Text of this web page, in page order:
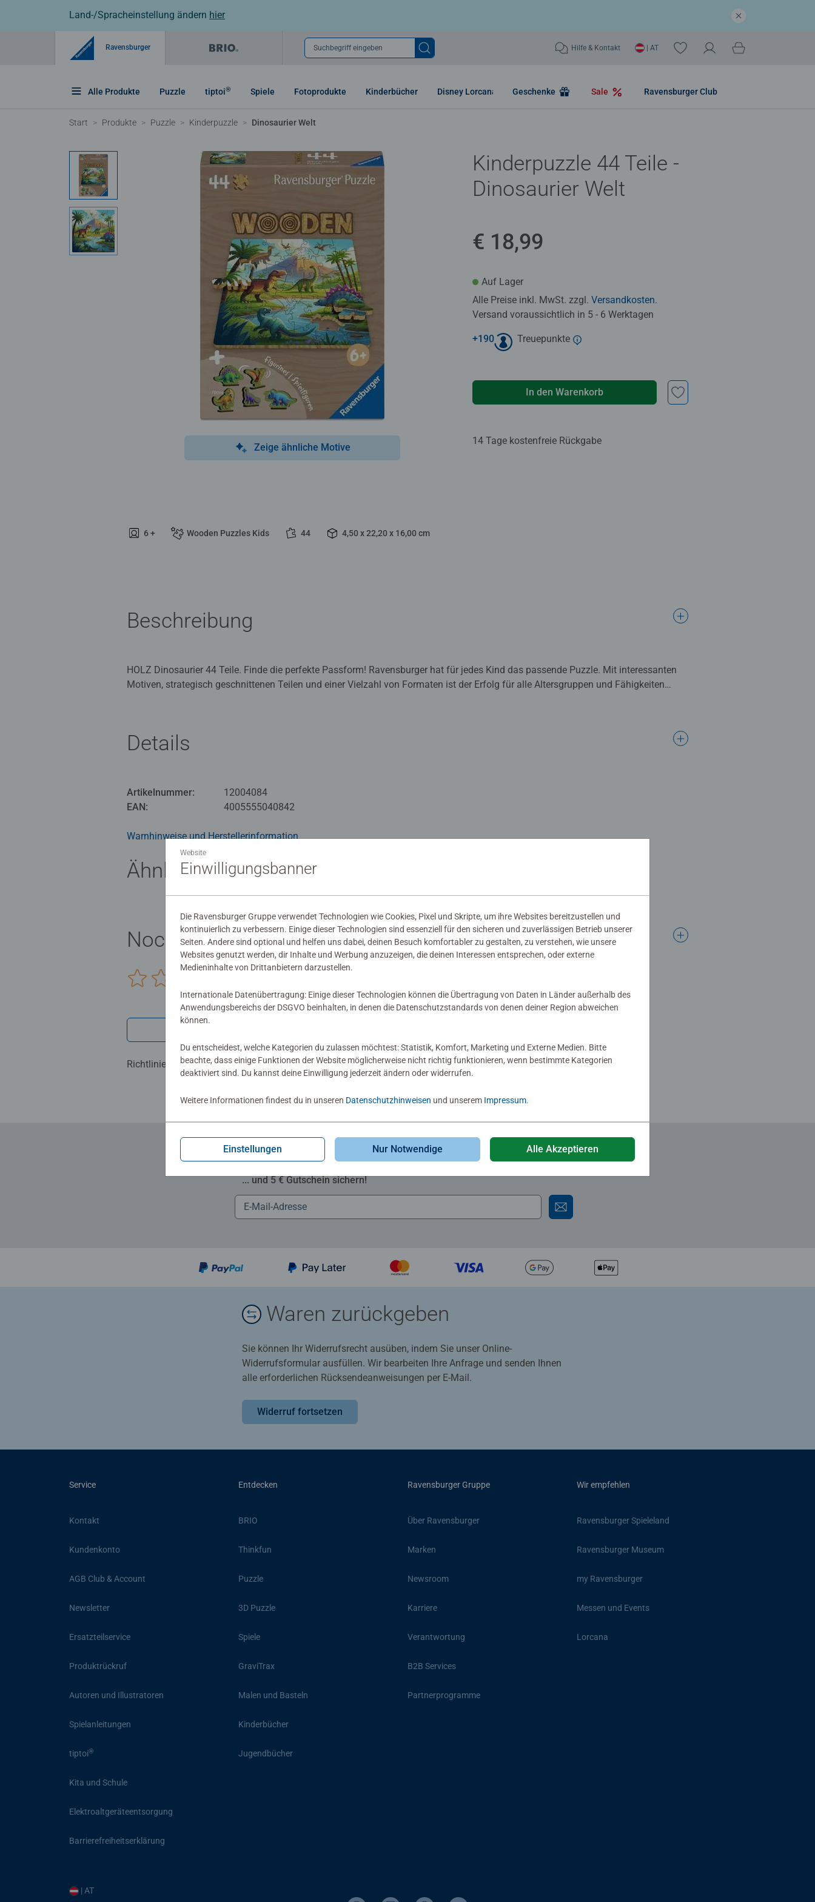
Land-/Spracheinstellung ändern hier
Ravensburger Suchbegriff eingeben Hilfe & Kontakt | AT
Alle Produkte Puzzle tiptoi® Spiele Fotoprodukte Kinderbücher Disney Lorcana Geschenke Sale Ravensburger Club
Start Produkte Puzzle Kinderpuzzle Dinosaurier Welt
Zeige ähnliche Motive
6 + Wooden Puzzles Kids 44 4,50 x 22,20 x 16,00 cm
Kinderpuzzle 44 Teile -
Dinosaurier Welt
€ 18,99
Auf Lager
Alle Preise inkl. MwSt. zzgl. Versandkosten.
Versand voraussichtlich in 5 - 6 Werktagen
+190 Treuepunkte
In den Warenkorb
14 Tage kostenfreie Rückgabe
Beschreibung
HOLZ Dinosaurier 44 Teile. Finde die perfekte Passform! Ravensburger hat für jedes Kind das passende Puzzle. Mit interessanten
Motiven, strategisch geschnittenen Teilen und einer Vielzahl von Formaten ist der Erfolg für alle Altersgruppen und Fähigkeiten
Leidenschaft für Qualität und Liebe zum Detail sowie eine riesige Auswahl an Motiven, Formaten und Teilezahlen machen
Details
Artikelnummer:
12004084
EAN:
4005555040842
Warnhinweise und Herstellerinformation
Ähnliche Produkte
Noch keine Bewertungen abgegeben
Richtlinien für Bewertungen
Zum Newsletter anmelden
... und 5 € Gutschein sichern!
Waren zurückgeben
Sie können Ihr Widerrufsrecht ausüben, indem Sie unser Online-
Widerrufsformular ausfüllen. Wir bearbeiten Ihre Anfrage und senden Ihnen
alle erforderlichen Rücksendeanweisungen per E-Mail.
Widerruf fortsetzen
Service
Kontakt
Kundenkonto
AGB Club & Account
Newsletter
Ersatzteilservice
Produktrückruf
Autoren und Illustratoren
Spielanleitungen
tiptoi®
Kita und Schule
Elektroaltgeräteentsorgung
Barrierefreiheitserklärung
Entdecken
BRIO
Thinkfun
Puzzle
3D Puzzle
Spiele
GraviTrax
Malen und Basteln
Kinderbücher
Jugendbücher
Ravensburger Gruppe
Über Ravensburger
Marken
Newsroom
Karriere
Verantwortung
B2B Services
Partnerprogramme
Wir empfehlen
Ravensburger Spieleland
Ravensburger Museum
my Ravensburger
Messen und Events
Lorcana
| AT
Website
Einwilligungsbanner
Die Ravensburger Gruppe verwendet Technologien wie Cookies, Pixel und Skripte, um ihre Websites bereitzustellen und
kontinuierlich zu verbessern. Einige dieser Technologien sind essenziell für den sicheren und zuverlässigen Betrieb unserer
Seiten. Andere sind optional und helfen uns dabei, deinen Besuch komfortabler zu gestalten, zu verstehen, wie unsere
Websites genutzt werden, dir Inhalte und Werbung anzuzeigen, die deinen Interessen entsprechen, oder externe
Medieninhalte von Drittanbietern darzustellen.
Internationale Datenübertragung: Einige dieser Technologien können die Übertragung von Daten in Länder außerhalb des
Anwendungsbereichs der DSGVO beinhalten, in denen die Datenschutzstandards von denen deiner Region abweichen
können.
Du entscheidest, welche Kategorien du zulassen möchtest: Statistik, Komfort, Marketing und Externe Medien. Bitte
beachte, dass einige Funktionen der Website möglicherweise nicht richtig funktionieren, wenn bestimmte Kategorien
deaktiviert sind. Du kannst deine Einwilligung jederzeit ändern oder widerrufen.
Weitere Informationen findest du in unseren Datenschutzhinweisen und unserem Impressum.
Einstellungen Nur Notwendige Alle Akzeptieren